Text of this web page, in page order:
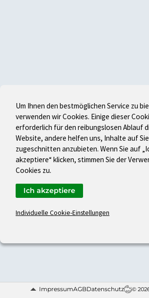
ImpressumAGBDatenschutz ©
Um Ihnen den bestmöglichen Service zu
verwenden wir Cookies. Einige dieser
erforderlich für den reibungslosen Ablauf
Website, andere helfen uns, Inhalte auf Sie
zugeschnitten anzubieten. Wenn Sie auf
akzeptiere“ klicken, stimmen Sie der
Cookies zu.
Individuelle Cookie-Einstellungen
Ich akzeptiere